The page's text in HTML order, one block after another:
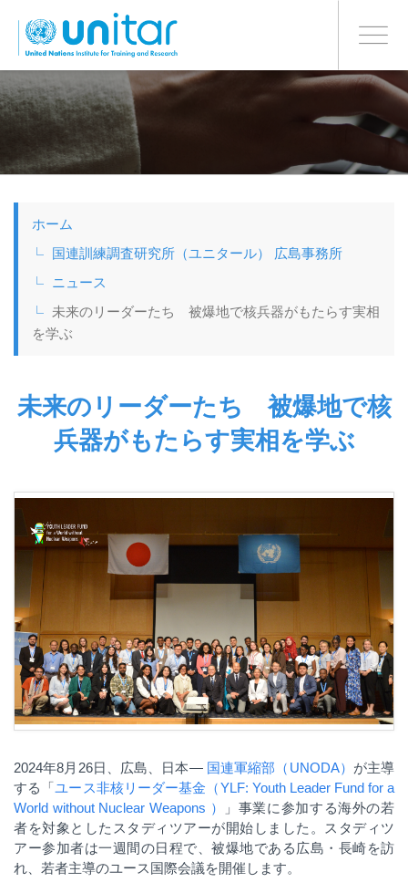
イ
ン
テ
Toggle
日本語BONN OFFICE
ホーム
国連訓練調査研究所（ユニタール） 広島事務所
ニュース
未来のリーダーたち 被爆地で核兵器がもたらす実相
を学ぶ
未来のリーダーたち 被爆地で核
兵器がもたらす実相を学ぶ
2024年8月26日、広島、日本― 国連軍縮部（ UNODA） が主導
する
「ユース非核リーダー基金（YLF: Youth Leader Fund for a
World without Nuclear Weapons ）
」 事業に参加する海外の若
者を対象としたスタディツアーが開始しました。スタディツ
アー参加者は一週間の日程で
被爆地である広島・長崎を訪
れ、若者主導のユース国際会議を開催します。